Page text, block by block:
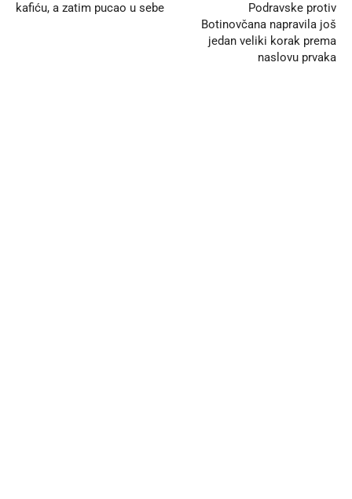
kafiću, a zatim pucao u sebe
Podravske protiv
Botinovčana napravila još
jedan veliki korak prema
naslovu prvaka